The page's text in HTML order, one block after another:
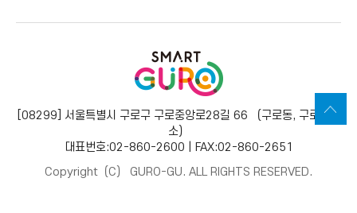
[08299] 서울특별시 구로구 구로중앙로28길 66 （구로동, 구로보건
소）
대표번호:02-860-2600 | FAX:02-860-2651
Copyright（C） GURO-GU. ALL RIGHTS RESERVED.